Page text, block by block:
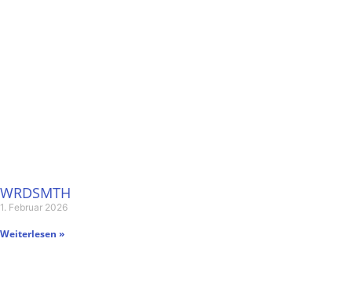
WRDSMTH
1. Februar 2026
Weiterlesen »